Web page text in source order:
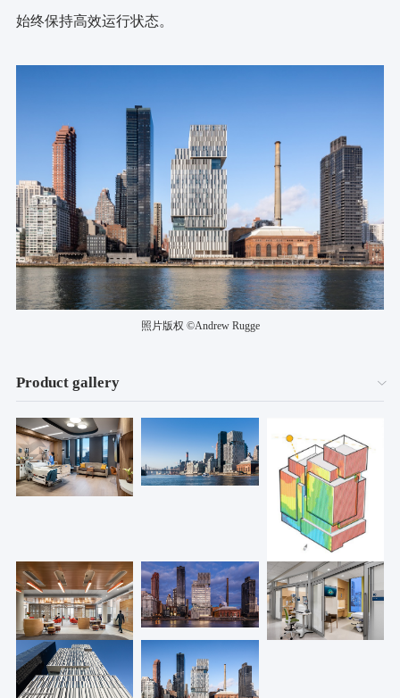
始终保持高效运行状态。
照片版权 ©Andrew Rugge
Product gallery